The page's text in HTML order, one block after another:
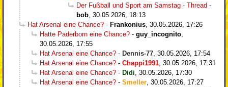
Der Fußball und Sport am Samstag - Thread -
bob 30.05.2026, 18:13
Hat Arsenal eine Chance? - Frankonius 30.05.2026, 17:26
Hatte Paderborn eine Chance? - guy_incognito
30.05.2026, 17:55
Hat Arsenal eine Chance? - Dennis-77 30.05.2026, 17:54
Hat Arsenal eine Chance? - Chappi1991 30.05.2026, 17:31
Hat Arsenal eine Chance? - Didi 30.05.2026, 17:30
Hat Arsenal eine Chance? - Smeller 30.05.2026, 17:27